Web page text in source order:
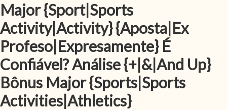
Major {Sport|Sports
Activity|Activity} {Aposta|Ex
Profeso|Expresamente} É
Confiável? Análise {+|&|And Up}
Bônus Major {Sports|Sports
Activities|Athletics}